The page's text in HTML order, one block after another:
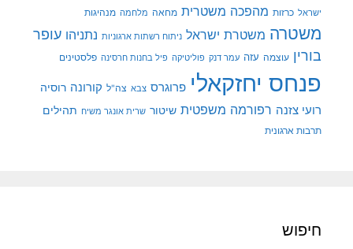
ישראל כרזות מהפכה משטרית מחאה מלחמה מנהיגות
משטרה משטרת ישראל ניתוח רשתות ארגוניות נתניהו עופר
בורין עוצמה עזה עמר דנק פוליטיקה פיל בחנות חרסינה פלסטינים
פנחס יחזקאלי פרוגרס צבא צה"ל קורונה רוסיה
רועי צזנה רפורמה משפטית שיטור שרית אונגר משיח תהילים
תרבות ארגונית
חיפוש